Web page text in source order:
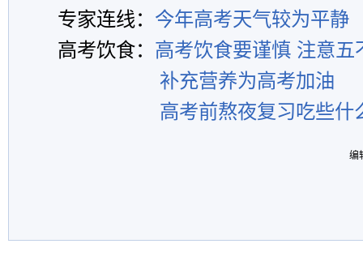
专家连线： 今年高考天气较为平静
高考饮食： 高考饮食要谨慎 注意五
补充营养为高考加油
高考前熬夜复习吃些什
编